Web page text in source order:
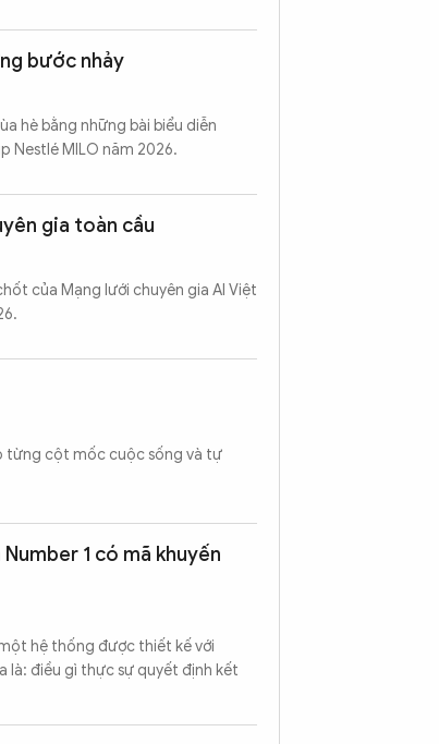
bước nhảy
hè bằng những bài biểu diễn
Nestlé MILO năm 2026.
gia toàn cầu
của Mạng lưới chuyên gia AI Việt
từng cột mốc cuộc sống và tự
1 có mã khuyến
hệ thống được thiết kế với
là: điều gì thực sự quyết định kết